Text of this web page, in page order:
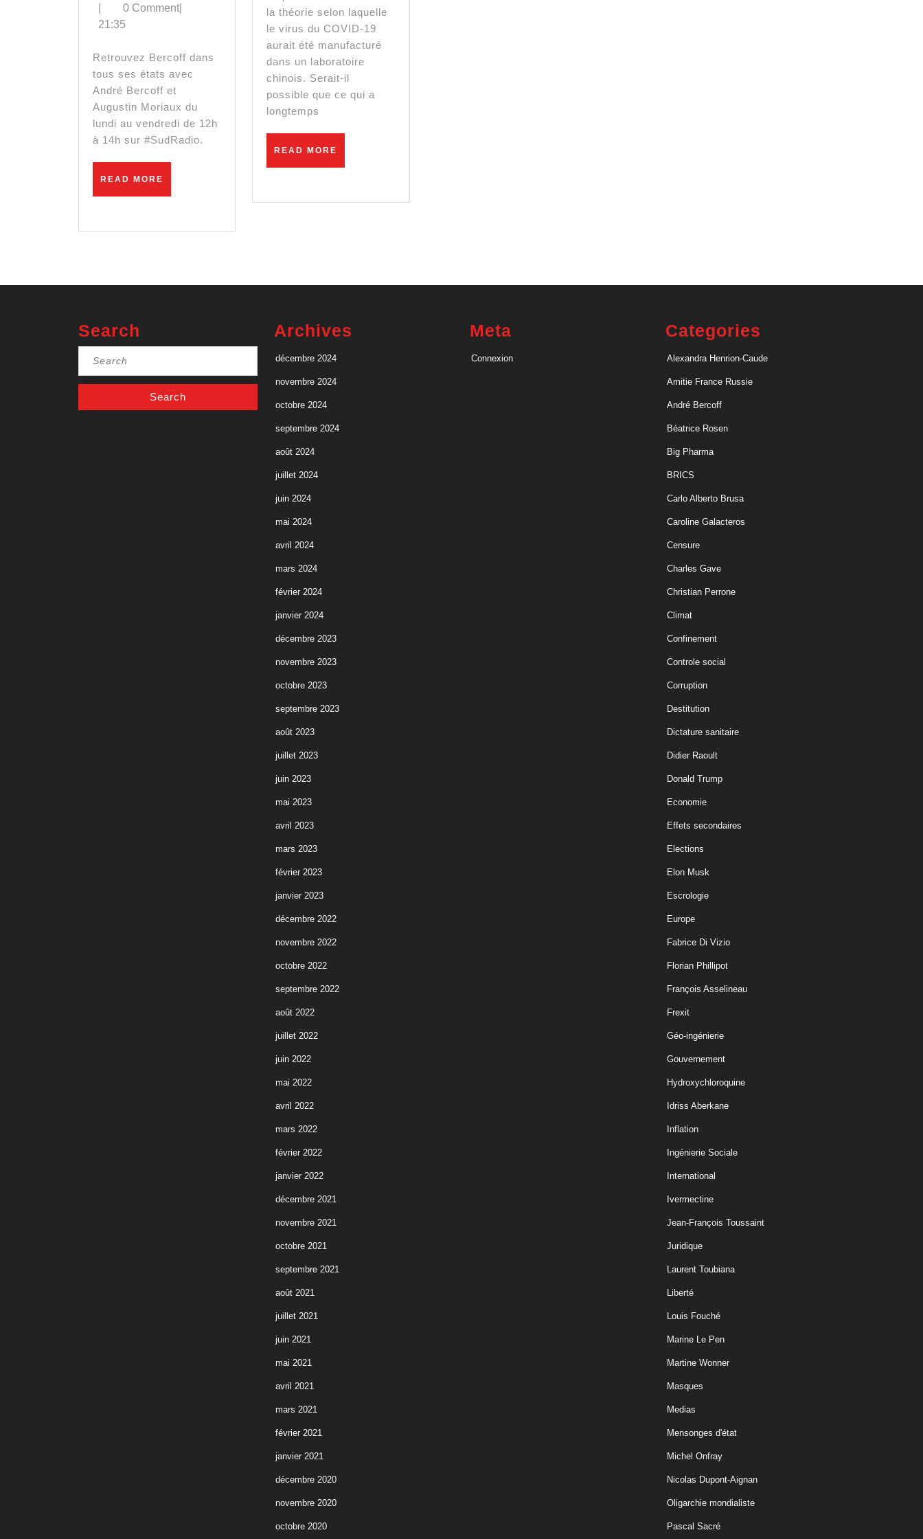
décortique
débat
présidentiel
–
« Le
pas
par
hasard
0 Comment
21:35
Retrouvez Bercoff dans
tous ses états avec
André Bercoff et
Augustin Moriaux du
lundi au vendredi de 12h
à 14h sur #SudRadio.
READ MORE
Complotistes
la théorie selon laquelle
le virus du COVID-19
aurait été manufacturé
dans un laboratoire
chinois. Serait-il
possible que ce qui a
longtemps
READ MORE
Search Archives
décembre 2024
novembre 2024
octobre 2024
septembre 2024
août 2024
juillet 2024
juin 2024
mai 2024
avril 2024
mars 2024
février 2024
janvier 2024
décembre 2023
novembre 2023
octobre 2023
septembre 2023
août 2023
juillet 2023
juin 2023
mai 2023
avril 2023
mars 2023
février 2023
janvier 2023
décembre 2022
novembre 2022
octobre 2022
septembre 2022
août 2022
juillet 2022
juin 2022
mai 2022
avril 2022
mars 2022
février 2022
janvier 2022
décembre 2021
novembre 2021
octobre 2021
septembre 2021
août 2021
juillet 2021
juin 2021
mai 2021
avril 2021
mars 2021
février 2021
janvier 2021
décembre 2020
novembre 2020
octobre 2020
Meta
Connexion
Categories
Alexandra Henrion-Caude
Amitie France Russie
André Bercoff
Béatrice Rosen
Big Pharma
BRICS
Carlo Alberto Brusa
Caroline Galacteros
Censure
Charles Gave
Christian Perrone
Climat
Confinement
Controle social
Corruption
Destitution
Dictature sanitaire
Didier Raoult
Donald Trump
Economie
Effets secondaires
Elections
Elon Musk
Escrologie
Europe
Fabrice Di Vizio
Florian Phillipot
François Asselineau
Frexit
Géo-ingénierie
Gouvernement
Hydroxychloroquine
Idriss Aberkane
Inflation
Ingénierie Sociale
International
Ivermectine
Jean-François Toussaint
Juridique
Laurent Toubiana
Liberté
Louis Fouché
Marine Le Pen
Martine Wonner
Masques
Medias
Mensonges d'état
Michel Onfray
Nicolas Dupont-Aignan
Oligarchie mondialiste
Pascal Sacré